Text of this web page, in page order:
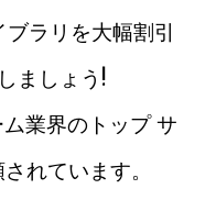
ラリを大幅割引
ましょう!
業界のトップ サ
れています。